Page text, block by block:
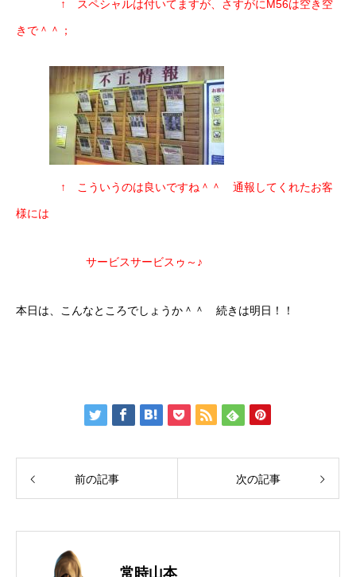
↑ スペシャルは付いてますが、さすがにM56は空き空
きで＾＾；
↑ こういうのは良いですね＾＾ 通報してくれたお客
様には
サービスサービスゥ～♪
本日は、こんなところでしょうか＾＾ 続きは明日！！
前の記事 次の記事
常時山本